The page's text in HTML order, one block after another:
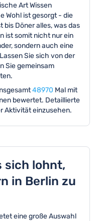
Art Wissen
Wohl ist gesorgt - die
bis Döner alles, was das
ist somit nicht nur ein
sondern auch eine
Sie sich von der
Sie gemeinsam
48970 Mal mit
bewertet. Detaillierte
Aktivität einzusehen.
sich lohnt,
in Berlin zu
eine große Auswahl